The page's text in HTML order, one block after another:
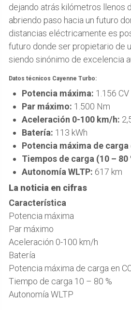
dejando atrás kilómetros llenos
abriendo paso hacia un futuro
distancias eléctricamente es
futuro donde ser propietario de
siendo sinónimo de excelencia
Datos técnicos Cayenne Turbo:
Potencia máxima: 1.156 CV
Par máximo: 1.500 Nm
Aceleración 0-100 km/h:
Batería: 113 kWh
Potencia máxima de carga
Tiempos de carga (10 – 80
Autonomía WLTP: 617 km
La noticia en cifras
Característica
Potencia máxima
Par máximo
Aceleración 0-100 km/h
Batería
Potencia máxima de carga en
Tiempo de carga 10 – 80 %
Autonomía WLTP